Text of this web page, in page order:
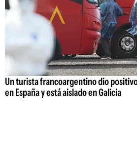
Un turista francoargentino dio
en España y está aislado en Galicia